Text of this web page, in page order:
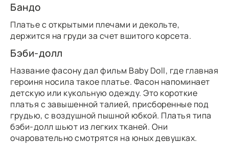
Бандо
Платье с открытыми плечами и декольте,
держится на груди за счет вшитого корсета.
Бэби-долл
Название фасону дал фильм Baby Doll, где главная
героиня носила такое платье. Фасон напоминает
детскую или кукольную одежду. Это короткие
платья с завышенной талией, присборенные под
грудью, с воздушной пышной юбкой. Платья типа
бэби-долл шьют из легких тканей. Они
очаровательно смотрятся на юных девушках.